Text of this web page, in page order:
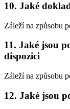
10. Jaké
Záleží na způsobu
11. Jaké jsou
dispozici
Záleží na způsobu
12. Jaké jsou